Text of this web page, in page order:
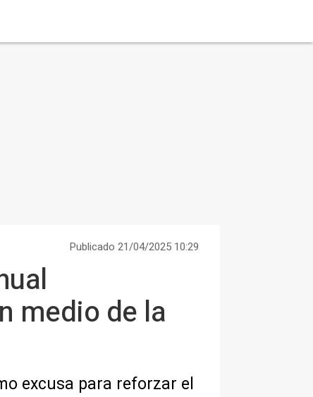
Publicado 21/04/2025 10:29
medio de la
excusa para reforzar el